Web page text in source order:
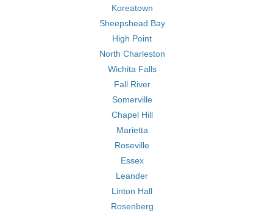
Koreatown
Sheepshead Bay
High Point
North Charleston
Wichita Falls
Fall River
Somerville
Chapel Hill
Marietta
Roseville
Essex
Leander
Linton Hall
Rosenberg